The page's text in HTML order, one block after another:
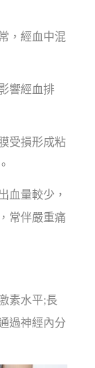
，經血中混
響經血排
受損形成粘
血量較少，
常伴嚴重痛
素水平;長
過神經內分